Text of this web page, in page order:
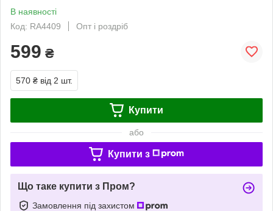
В наявності
Код: RA4409
Опт і роздріб
599 ₴
570 ₴ від 2 шт.
Купити
або
Купити з
Що таке купити з Пром?
Замовлення під захистом